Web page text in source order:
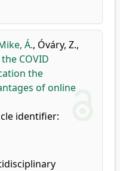
Á., Óváry, Z.,
COVID
the
of online
identifier: